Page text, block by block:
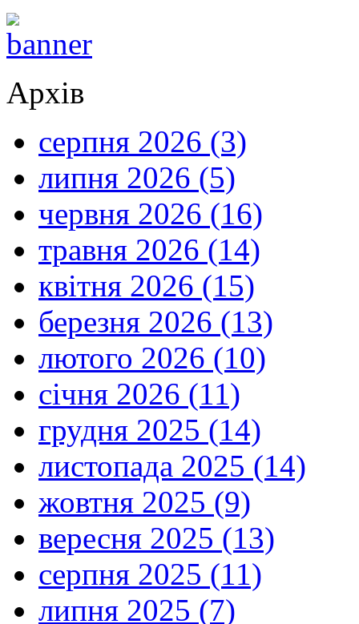
Архів
серпня 2026 (3)
липня 2026 (5)
червня 2026 (16)
травня 2026 (14)
квітня 2026 (15)
березня 2026 (13)
лютого 2026 (10)
січня 2026 (11)
грудня 2025 (14)
листопада 2025 (14)
жовтня 2025 (9)
вересня 2025 (13)
серпня 2025 (11)
липня 2025 (7)